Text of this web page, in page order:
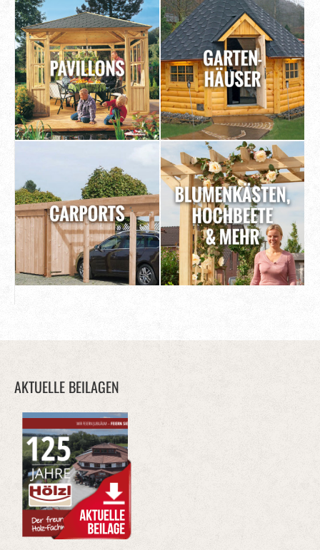
AKTUELLE BEILAGEN